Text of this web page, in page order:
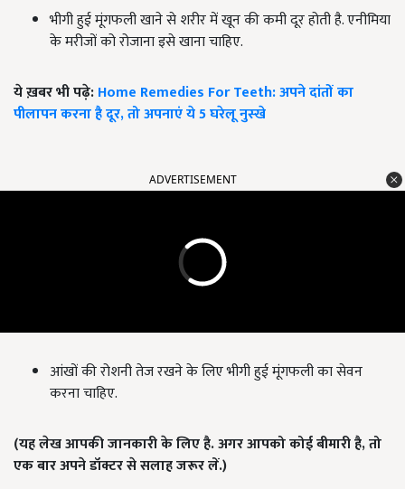
भीगी हुई मूंगफली खाने से शरीर में खून की कमी दूर होती है. एनीमिया
के मरीजों को रोजाना इसे खाना चाहिए.
ये ख़बर भी पढ़े:Home Remedies For Teeth: अपने दांतों का
पीलापन करना है दूर, तो अपनाएं ये 5 घरेलू नुस्खे
ADVERTISEMENT
आंखों की रोशनी तेज रखने के लिए भीगी हुई मूंगफली का सेवन
करना चाहिए.
(यह लेख आपकी जानकारी के लिए है. अगर आपको कोई बीमारी है, तो
एक बार अपने डॉक्टर से सलाह जरूर लें.)